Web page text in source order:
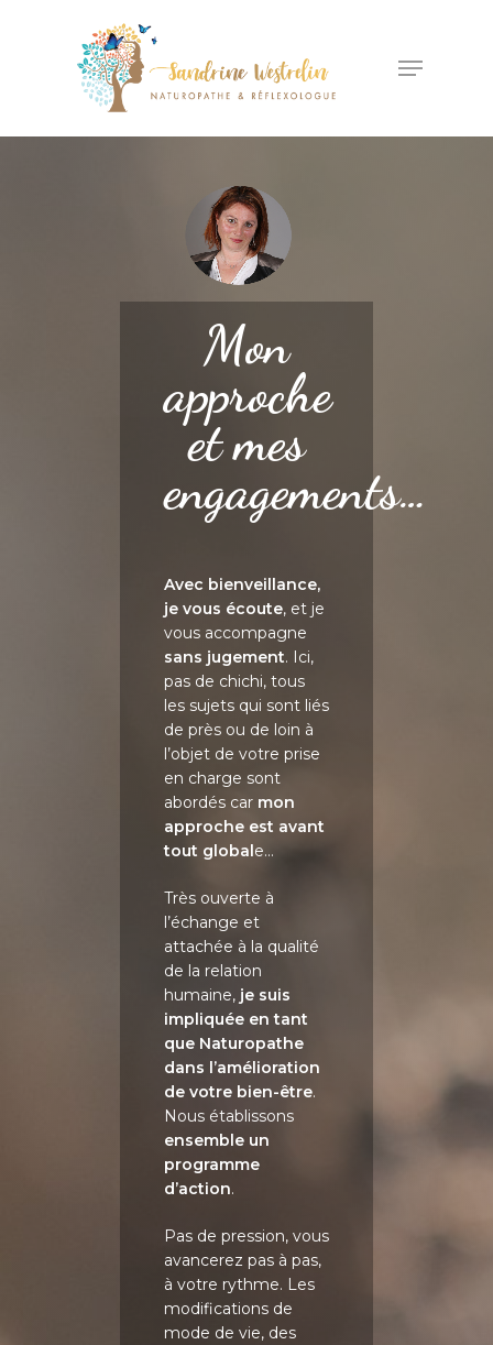
Mon
approche
et mes
engagements…
Avec bienveillance,
je vous écoute, et je
vous accompagne
sans jugement. Ici,
pas de chichi, tous
les sujets qui sont liés
de près ou de loin à
l’objet de votre prise
en charge sont
abordés car mon
approche est avant
tout globale…
Très ouverte à
l’échange et
attachée à la qualité
de la relation
humaine, je suis
impliquée en tant
que Naturopathe
dans l’amélioration
de votre bien-être.
Nous établissons
ensemble un
programme
d’action.
Pas de pression, vous
avancerez pas à pas,
à votre rythme. Les
modifications de
mode de vie, des